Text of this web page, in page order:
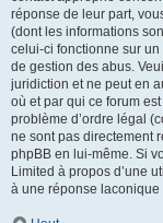
réponse de leur part,
(dont les informations
celui-ci fonctionne sur un
de gestion des abus.
juridiction et ne peut en
où et par qui ce forum
problème d’ordre légal
ne sont pas directement
phpBB en lui-même. Si
Limited à propos d’une
à une réponse